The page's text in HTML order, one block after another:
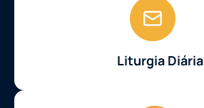
Liturgia Diária